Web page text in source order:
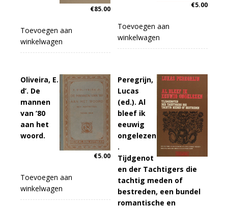
€85.00
Toevoegen aan
winkelwagen
€5.00
Toevoegen aan
winkelwagen
Oliveira, E.
d’. De
mannen
van ’80
aan het
woord.
€5.00
Toevoegen aan
winkelwagen
Peregrijn,
Lucas
(ed.). Al
bleef ik
eeuwig
ongelezen
.
Tijdgenot
en der Tachtigers die
tachtig meden of
bestreden, een bundel
romantische en